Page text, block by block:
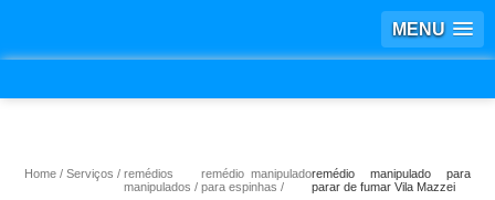
MENU
Home Serviços
remédios
manipulados
remédio manipulado
para espinhas
remédio manipulado para
parar de fumar Vila Mazzei